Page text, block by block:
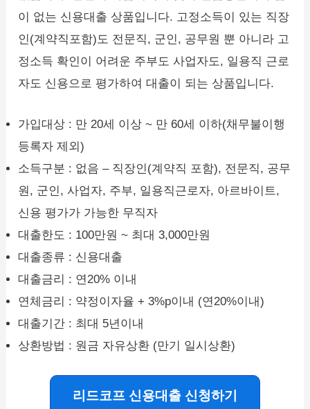
이 없는 신용대출 상품입니다. 고정소득이 있는 직장
인(계약직포함)도 전문직, 군인, 공무원 뿐 아니라 고
정소득 확인이 어려운 주부도 사업자도, 일용직 근로
자도 신용으로 평가하여 대출이 되는 상품입니다.
가입대상 : 만 20세 이상 ~ 만 60세 이하(채무불이행
등록자 제외)
소득구분 : 없음 – 직장인(계약직 포함), 전문직, 공무
원, 군인, 사업자, 주부, 일용직근로자, 아르바이트,
신용 평가가 가능한 무직자
대출한도 : 100만원 ~ 최대 3,000만원
대출종류 : 신용대출
대출금리 : 연20% 이내
연체금리 : 약정이자율 + 3%p이내 (연20%이내)
대출기간 : 최대 5년이내
상환방법 : 원금 자유상환 (만기 일시상환)
리드코프 신용대출 신청하기